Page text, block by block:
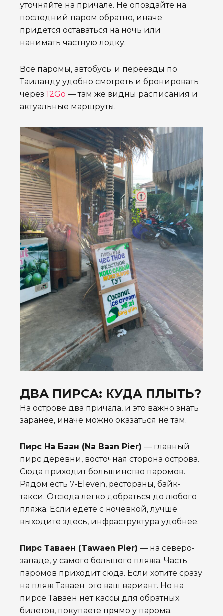
уточняйте на причале. Не опоздайте на
последний паром обратно, иначе
придётся оставаться на ночь или
нанимать частную лодку.
Все паромы, автобусы и переезды по
Таиланду удобно смотреть и бронировать
через 12Go — там же видны расписания и
актуальные маршруты.
ДВА ПИРСА: КУДА ПЛЫТЬ?
На острове два причала, и это важно знать
заранее, иначе можно оказаться не там.
Пирс На Баан (Na Baan Pier) — главный
пирс деревни, восточная сторона острова.
Сюда приходит большинство паромов.
Рядом есть 7-Eleven, рестораны, байк-
такси. Отсюда легко добраться до любого
пляжа. Если едете с ночёвкой, лучше
выходите здесь, инфраструктура удобнее.
Пирс Таваен (Tawaen Pier) — на северо-
западе, у самого большого пляжа. Часть
паромов приходит сюда. Если хотите сразу
на пляж Таваен это ваш вариант. Но на
пирсе Таваен нет кассы для обратных
билетов, покупаете прямо у парома.